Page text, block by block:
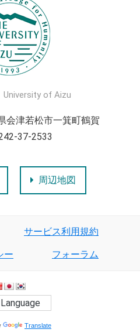
University of Aizu
津若松市一箕町鶴賀
37-2533
周辺地図
サービス利用規約
ー フォーラム
Translate